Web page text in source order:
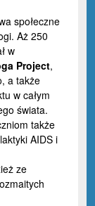
społeczne
Aż 250
w
Project,
a także
w całym
świata.
także
AIDS i
ze